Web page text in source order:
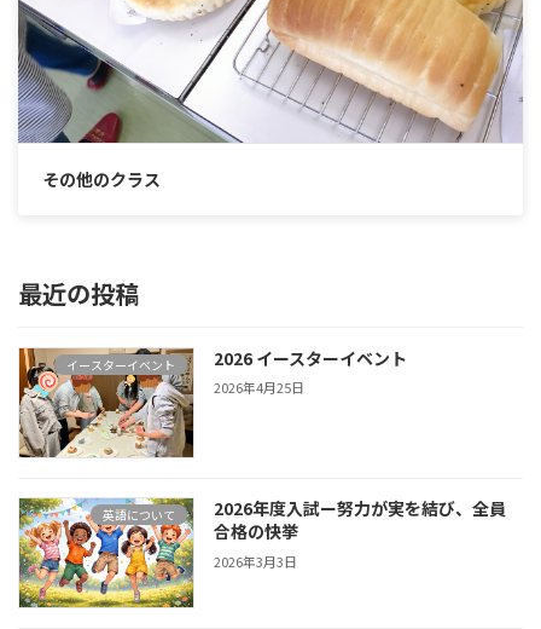
その他のクラス
最近の投稿
イースターイベント 2026 イースターイベント
2026年4月25日
英語について
2026年度入試ー努力が実を結び、全員
合格の快挙
2026年3月3日